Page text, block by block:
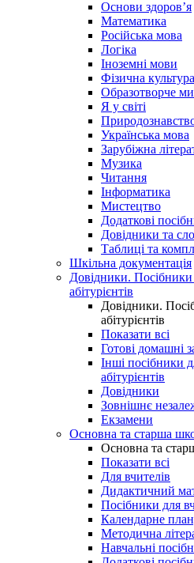
Основи здоров’я
Математика
Російська мова
Логіка
Іноземні мови
Фізична культура
Образотворче
Я у світі
Українська мова
Зарубіжна
Музика
Читання
Інформатика
Мистецтво
Додаткові
Довідники та
Таблиці та
Шкільна документація
Довідники. Посібники
абітурієнтів
Довідники.
абітурієнтів
Показати всі
Готові домашні
Інші посібники
абітурієнтів
Довідники
Зовнішнє
Екзамени
Основна та старша
Основна та
Показати всі
Для вчителів
Дидактичний
Посібники для
Календарне
Методична
Навчальні